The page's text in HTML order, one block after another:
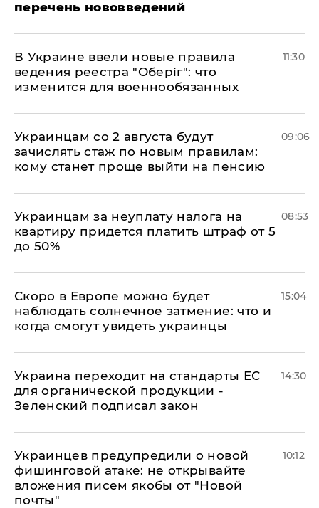
перечень нововведений
В Украине ввели новые правила
ведения реестра "Оберіг": что
изменится для военнообязанных
11:30
Украинцам со 2 августа будут
зачислять стаж по новым правилам:
кому станет проще выйти на пенсию
09:06
Украинцам за неуплату налога на
квартиру придется платить штраф от 5
до 50%
08:53
Скоро в Европе можно будет
наблюдать солнечное затмение: что и
когда смогут увидеть украинцы
15:04
Украина переходит на стандарты ЕС
для органической продукции -
Зеленский подписал закон
14:30
Украинцев предупредили о новой
фишинговой атаке: не открывайте
вложения писем якобы от "Новой
почты"
10:12